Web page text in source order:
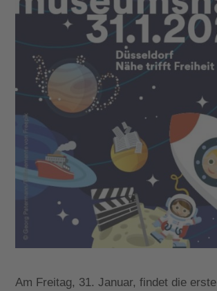
Am Freitag, 31. Januar, findet die erste